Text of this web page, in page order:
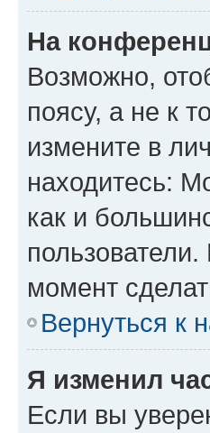
На
Возможно,
поясу, а не к
измените в
находитесь:
как и
момент
Вернуться к
Я изменил
Если вы